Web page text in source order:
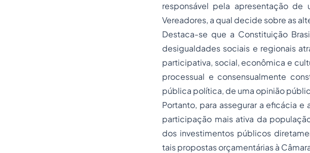
responsável pela apresentação de
Vereadores, a qual decide sobre as
Destaca-se que a Constituição
desigualdades sociais e regionais
participativa, social, econômica e
processual e consensualmente
pública política, de uma opinião
Portanto, para assegurar a eficácia
participação mais ativa da
dos investimentos públicos
tais propostas orçamentárias à